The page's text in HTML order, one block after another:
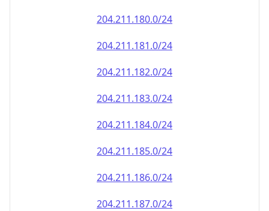
204.211.180.0/24
204.211.181.0/24
204.211.182.0/24
204.211.183.0/24
204.211.184.0/24
204.211.185.0/24
204.211.186.0/24
204.211.187.0/24